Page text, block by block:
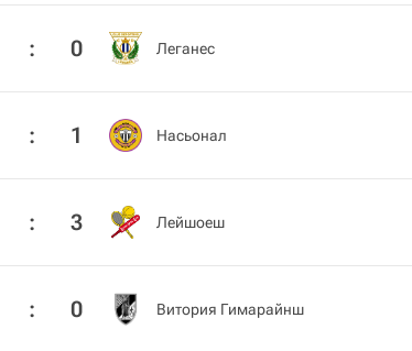
: 0 Леганес
: 1 Насьонал
: 3 Лейшоеш
: 0 Витория Гимарайнш